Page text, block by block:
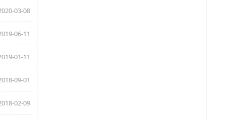
03-08
06-11
01-11
09-01
02-09